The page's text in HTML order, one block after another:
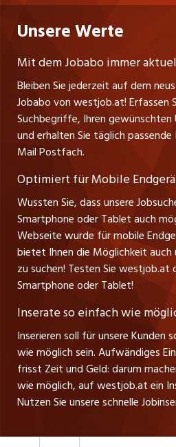
Praktika
Lehrstellen
Führungspositionen
Management / Kader-Jobs
Impressum
jobzüri.ch
jobmittelland.ch
jobbern.ch
jobbasel.ch
zentraljob.ch
myjob.ch
schaffu.ch (VS)
ajourjob.ch
russmedia.com
vol.at
Gutenbergstrasse 1
A-6858 Schwarzach
Stefan Spötl
Tel. +43 664 39 47 47 7
Leiter westjob.at
Andrea Graf
Tel. +43 664 20 30 02 1
Verkauf und Beratung
Unsere Werte
Mit dem Jobabo immer
Bleiben Sie jederzeit auf dem
Jobabo von westjob.at! Erfassen
Suchbegriffe, Ihren gewünschten
und erhalten Sie täglich
Mail Postfach.
Optimiert für Mobile
Wussten Sie, dass unsere
Smartphone oder Tablet auch
Webseite wurde für mobile
bietet Ihnen die Möglichkeit
zu suchen! Testen Sie westjob.at
Smartphone oder Tablet!
Inserate so einfach wie
Inserieren soll für unsere Kunden
wie möglich sein. Aufwändiges
frisst Zeit und Geld: darum
wie möglich, auf westjob.at ein
Nutzen Sie unsere schnelle